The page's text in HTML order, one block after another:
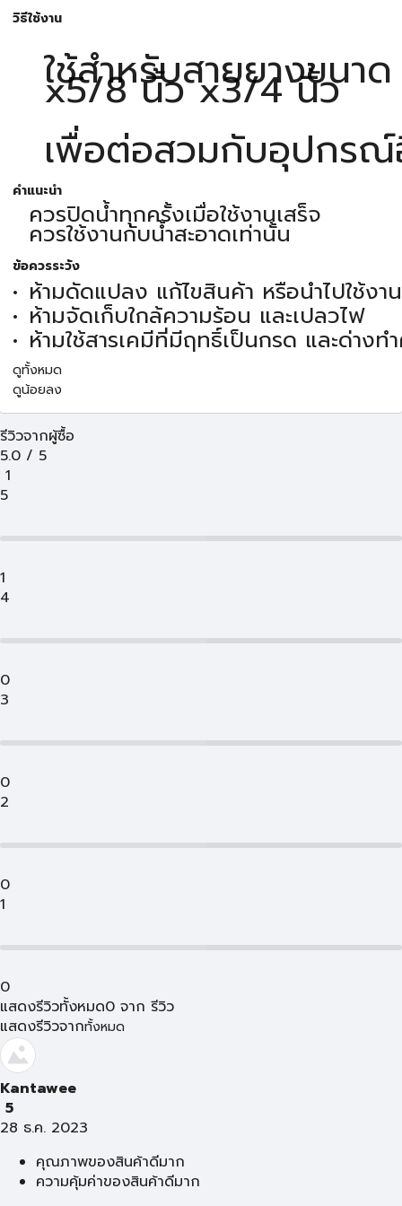
วิธีใช้งาน
ใช้สำหรับสายยางขนา
x5/8 นิ้ว x3/4 นิ้ว
เพื่อต่อสวมกับอุปกร
คำแนะนำ
ควรปิดน้ำทุกครั้งเมื่อใช้งานเสร็จ
ควรใช้งานกับน้ำสะอาดเท่านั้น
ข้อควรระวัง
ห้ามดัดแปลง แก้ไขสินค้า หรือนำไปใช้งา
ห้ามจัดเก็บใกล้ความร้อน และเปลวไฟ
ห้ามใช้สารเคมีที่มีฤทธิ์เป็นกรด และด่างท
ดูทั้งหมด
ดูน้อยลง
รีวิวจากผู้ซื้อ
5.0 / 5
1
5
1
4
0
3
0
2
0
1
0
แสดงรีวิวทั้งหมด0 จาก รีวิว
แสดงรีวิวจากทั้งหมด
Kantawee
5
28 ธ.ค. 2023
คุณภาพของสินค้าดีมาก
ความคุ้มค่าของสินค้าดีมาก